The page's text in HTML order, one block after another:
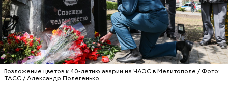
Возложение цветов к 40-летию аварии на ЧАЭС в Мелитополе / Фото:
ТАСС / Александр Полегенько
гражданской обороны. На тот момент, когда
произошла авария на Чернобыльской атомной
станции, ему было 26 лет.
АВАРИИ ЧЕРНОБЫЛЬ ИСТОРИЯ